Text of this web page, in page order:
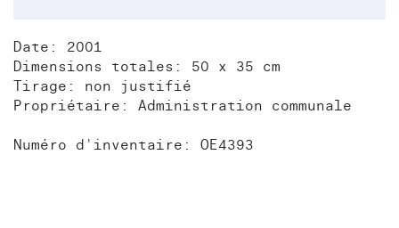
Date: 2001
Dimensions totales: 50 x 35 cm
Tirage: non justifié
Propriétaire: Administration communale
Numéro d'inventaire: OE4393